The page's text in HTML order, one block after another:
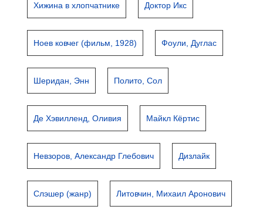
Хижина в хлопчатнике Доктор Икс
Ноев ковчег (фильм, 1928) Фоули, Дуглас
Шеридан, Энн Полито, Сол
Де Хэвилленд, Оливия Майкл Кёртис
Невзоров, Александр Глебович Дизлайк
Слэшер (жанр) Литовчин, Михаил Аронович